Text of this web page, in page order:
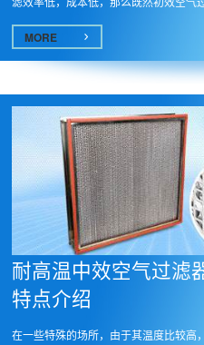
要进...
MORE
耐高温中效空气过滤
特点介绍
在一些特殊的场所，由于其温度比较高